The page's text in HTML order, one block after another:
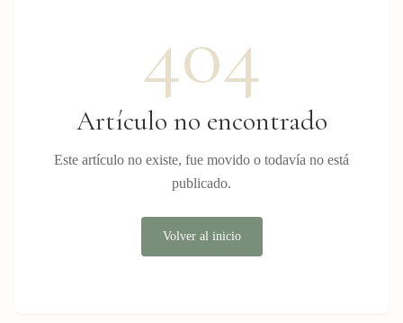
404
Artículo no encontrado
Este artículo no existe, fue movido o todavía no está
publicado.
Volver al inicio